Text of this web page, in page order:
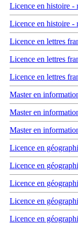
Licence en histoire -
Licence en histoire -
Licence en lettres
Licence en lettres
Licence en lettres
Master en
Master en
Master en
Licence en
Licence en
Licence en
Licence en
Licence en